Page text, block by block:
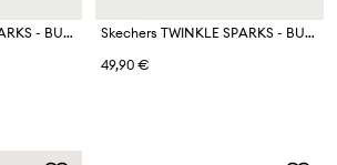
Skechers TWINKLE SPARKS - BUTTERFLY SK ниски кецове за деца
Skechers TWINKLE SPARKS - BUTTERFLY SK ниски кецове за деца
49,90 €